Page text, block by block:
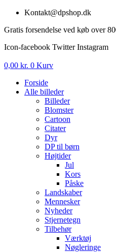
Videre
indhold
Kontakt@dpshop.dk
Gratis forsendelse ved køb over
Icon-facebook Twitter Instagram
0,00 kr. 0 Kurv
Forside
Alle billeder
Billeder
Blomster
Cartoon
Citater
Dyr
DP til børn
Højtider
Jul
Kors
Påske
Landskaber
Mennesker
Nyheder
Stjernetegn
Tilbehør
Værktøj
Nøgleringe